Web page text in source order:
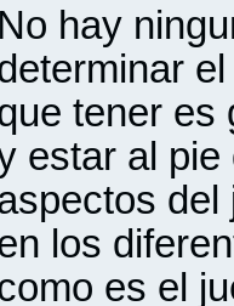
No hay
tener es
estar al pie
del
los
es el